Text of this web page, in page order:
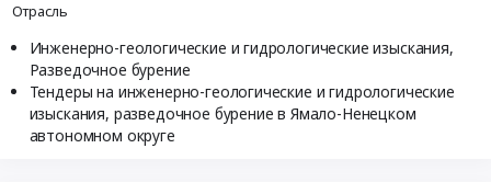
Отрасль
Инженерно-геологические и гидрологические изыскания,
Разведочное бурение
Тендеры на инженерно-геологические и гидрологические
изыскания, разведочное бурение в Ямало-Ненецком
автономном округе